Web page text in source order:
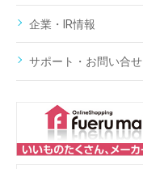
企業・IR情報
サポート・お問い合せ